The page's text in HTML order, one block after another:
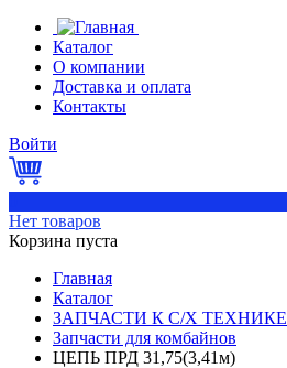
Каталог
О компании
Доставка и оплата
Контакты
Войти
Нет товаров
Корзина пуста
Главная
Каталог
ЗАПЧАСТИ К С/Х ТЕХНИКЕ
Запчасти для комбайнов
ЦЕПЬ ПРД 31,75(3,41м)